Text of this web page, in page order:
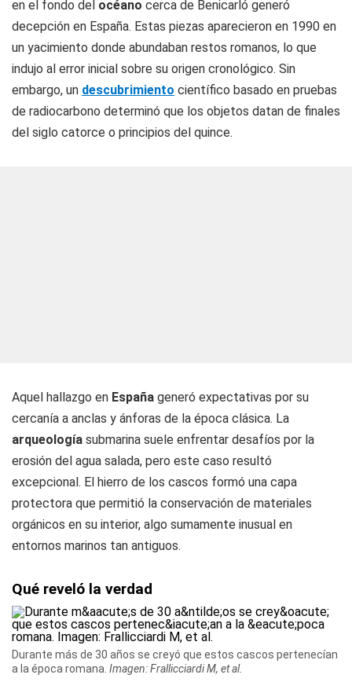
en el fondo del océano cerca de Benicarló generó
decepción en España. Estas piezas aparecieron en 1990 en
un yacimiento donde abundaban restos romanos, lo que
indujo al error inicial sobre su origen cronológico. Sin
embargo, un descubrimiento científico basado en pruebas
de radiocarbono determinó que los objetos datan de finales
del siglo catorce o principios del quince.
Aquel hallazgo en España generó expectativas por su
cercanía a anclas y ánforas de la época clásica. La
arqueología submarina suele enfrentar desafíos por la
erosión del agua salada, pero este caso resultó
excepcional. El hierro de los cascos formó una capa
protectora que permitió la conservación de materiales
orgánicos en su interior, algo sumamente inusual en
entornos marinos tan antiguos.
Qué reveló la verdad
Durante más de 30 años se creyó que estos cascos pertenecían
a la época romana. Imagen: Frallicciardi M, et al.